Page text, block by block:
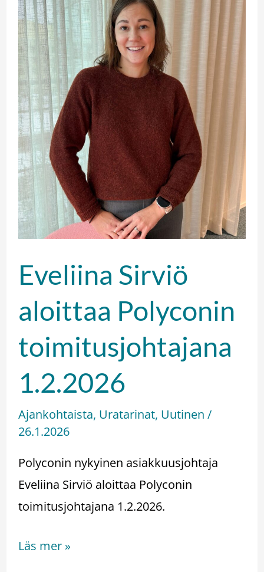
Eveliina Sirviö
aloittaa Polyconin
toimitusjohtajana
1.2.2026
Ajankohtaista, Uratarinat, Uutinen /
26.1.2026
Polyconin nykyinen asiakkuusjohtaja
Eveliina Sirviö aloittaa Polyconin
toimitusjohtajana 1.2.2026.
aloittaa
Polyconin
toimitusjohtajana
1.2.2026
Läs mer »